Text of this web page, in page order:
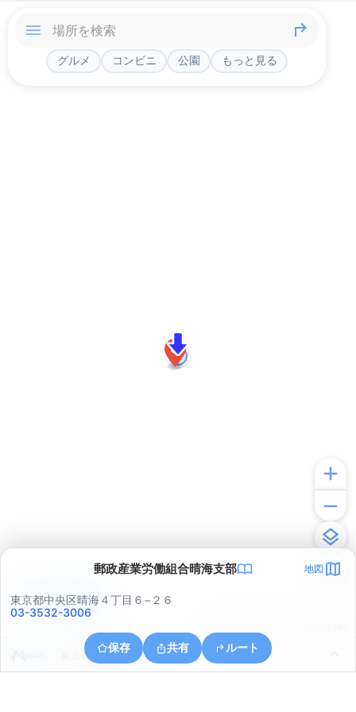
グルメ コンビニ 公園 もっと見る
郵政産業労働組合晴海支部 地図
東京都中央区晴海４丁目６−２６
03-3532-3006
保存 共有 ルート
東京都中央区佃２丁目５
アプリで見る